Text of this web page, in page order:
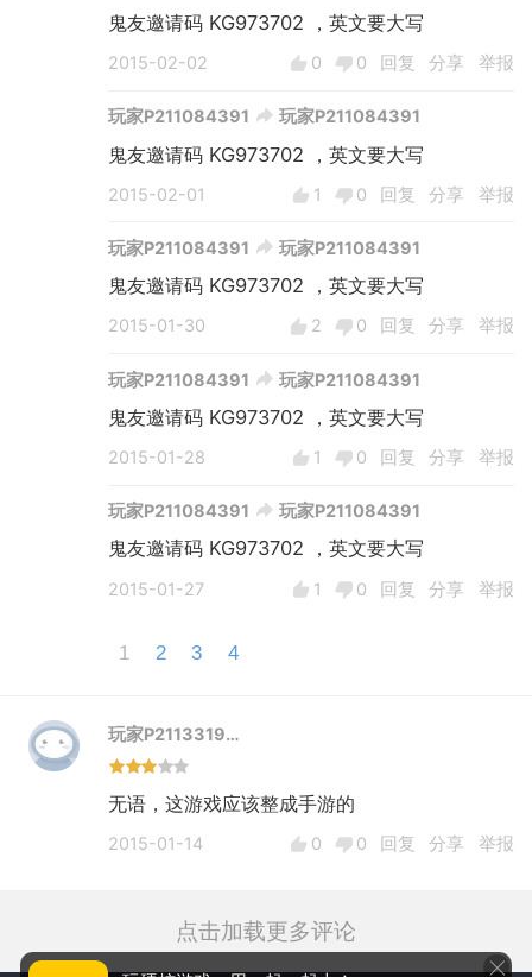
鬼友邀请码 KG973702 ，英文要大写
2015-02-02 0 0 回复 分享 举报
玩家P211084391 玩家P211084391
鬼友邀请码 KG973702 ，英文要大写
2015-02-01 1 0 回复 分享 举报
玩家P211084391 玩家P211084391
鬼友邀请码 KG973702 ，英文要大写
2015-01-30 2 0 回复 分享 举报
玩家P211084391 玩家P211084391
鬼友邀请码 KG973702 ，英文要大写
2015-01-28 1 0 回复 分享 举报
玩家P211084391 玩家P211084391
鬼友邀请码 KG973702 ，英文要大写
2015-01-27 1 0 回复 分享 举报
1 2 3 4
玩家P2113319…
无语，这游戏应该整成手游的
2015-01-14 0 0 回复 分享 举报
点击加载更多评论